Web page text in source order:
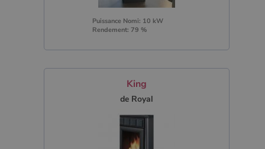
Puissance Nomi: 10 kW
Rendement: 79 %
King
de Royal